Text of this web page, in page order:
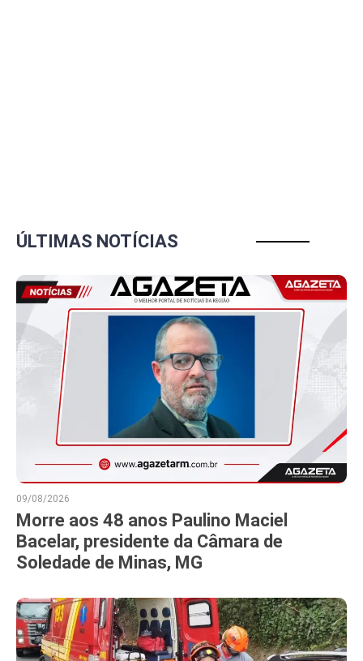
ÚLTIMAS NOTÍCIAS
09/08/2026
Morre aos 48 anos Paulino Maciel
Bacelar, presidente da Câmara de
Soledade de Minas, MG